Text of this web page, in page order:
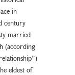
in
century
married
(according
eldest of